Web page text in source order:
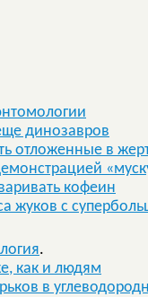
динозавров
отложенные в
кофеин
жуков с
.
как и людям
в